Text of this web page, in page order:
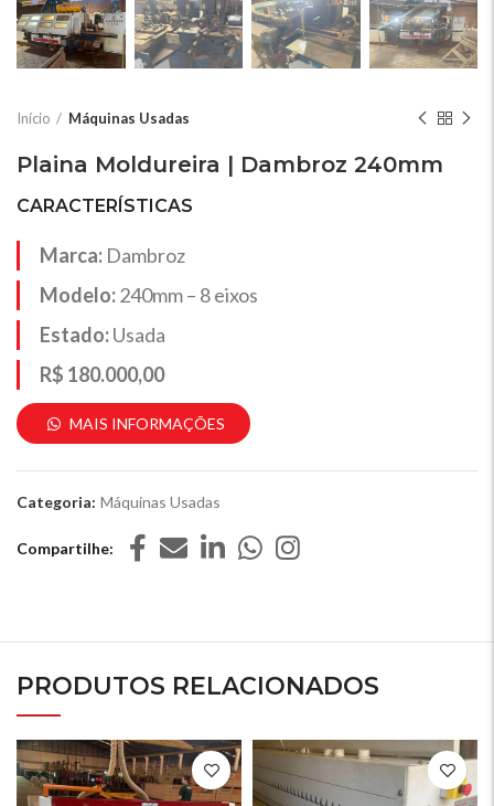
Início Máquinas Usadas
Plaina Moldureira | Dambroz 240mm
CARACTERÍSTICAS
Marca: Dambroz
Modelo:240mm – 8 eixos
Estado:Usada
R$ 180.000,00
MAIS INFORMAÇÕES
Categoria: Máquinas Usadas
Compartilhe
PRODUTOS RELACIONADOS